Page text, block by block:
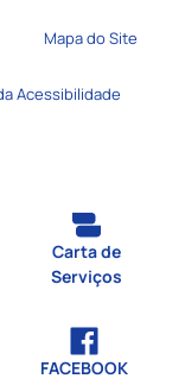
e links
Mapa do Site
Acessibilidade
Carta de
Serviços
FACEBOOK